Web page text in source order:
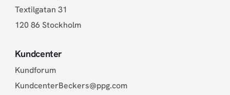
Textilgatan 31
120 86 Stockholm
Kundcenter
Kundforum
KundcenterBeckers@ppg.com